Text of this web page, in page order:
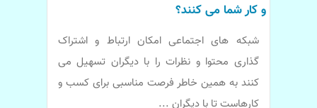
و کار شما می کنند؟
شبکه های اجتماعی امکان ارتباط و اشتراک
گذاری محتوا و نظرات را با دیگران تسهیل می
کنند به همین خاطر فرصت مناسبی برای کسب و
کارهاست تا با دیگران ...